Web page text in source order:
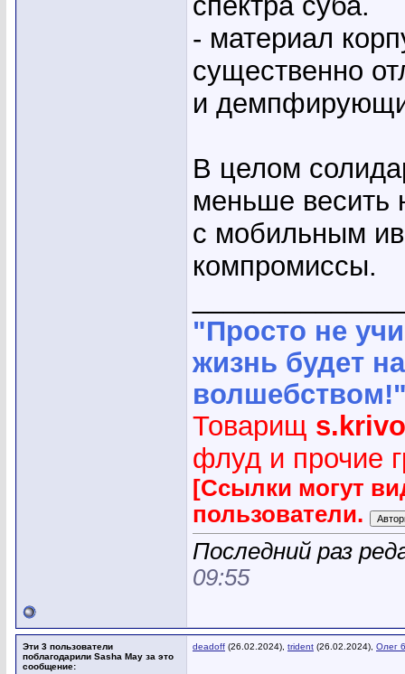
- материал
существенно
и
В целом
меньше весить
с мобильным
компромиссы.
"Просто не
жизнь будет
Товарищ
флуд и прочие
[Ссылки могут
пользователи.
Последний раз
09:55
Эти 3 пользователи
поблагодарили Sasha May за это
сообщение:
deadoff (26.02.2024), trident (26.02.2024), Олег